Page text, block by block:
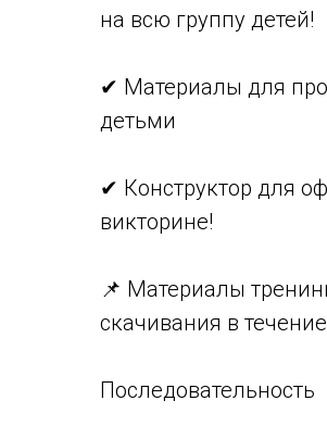
на всю группу детей!
✔ Материалы для
детьми
✔ Конструктор для
викторине!
📌 Материалы
скачивания в
Последовательность